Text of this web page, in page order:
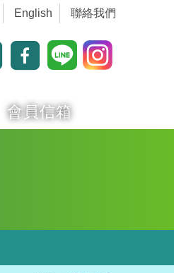
English 聯絡我們
會員信箱